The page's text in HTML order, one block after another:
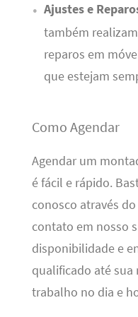
Ajustes e
também
reparos em
que estejam
Como Agendar
Agendar um
é fácil e rápido.
conosco através
contato em nosso
disponibilidade e
qualificado até sua
trabalho no dia e